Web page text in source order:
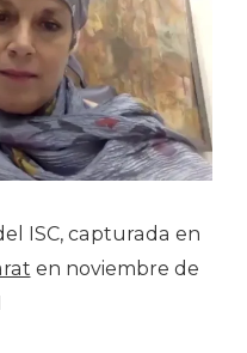
ISC, capturada en
en noviembre de